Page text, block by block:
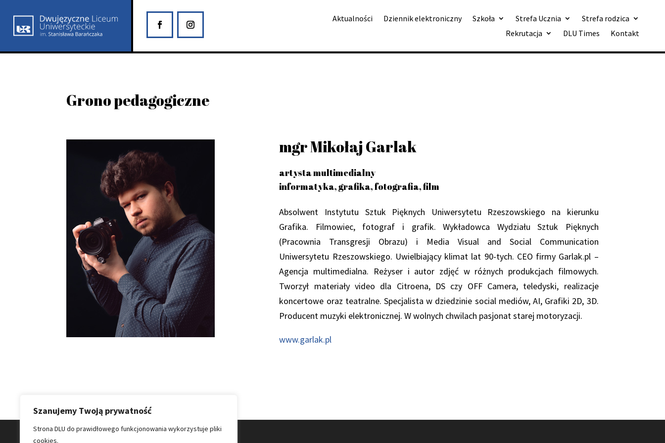
Szanujemy Twoją prywatność
Strona DLU do prawidłowego funkcjonowania wykorzystuje pliki
cookies.
Aktualności Dziennik elektroniczny Szkoła Strefa Ucznia
Strefa rodzica
Rekrutacja
DLU Times Kontakt
Grono pedagogiczne
mgr Mikołaj Garlak
artysta multimedialny
informatyka, grafika, fotografia, film
Absolwent Instytutu Sztuk Pięknych Uniwersytetu Rzeszowskiego na kierunku
Grafika. Filmowiec, fotograf i grafik. Wykładowca Wydziału Sztuk Pięknych
(Pracownia Transgresji Obrazu) i Media Visual and Social Communication
Uniwersytetu Rzeszowskiego. Uwielbiający klimat lat 90-tych. CEO firmy Garlak.pl –
Agencja multimedialna. Reżyser i autor zdjęć w różnych produkcjach filmowych.
Tworzył materiały video dla Citroena, DS czy OFF Camera, teledyski, realizacje
koncertowe oraz teatralne. Specjalista w dziedzinie socialmediów, AI, Grafiki 2D, 3D.
Producent muzyki elektronicznej. W wolnych chwilach pasjonat starej motoryzacji.
www.garlak.pl